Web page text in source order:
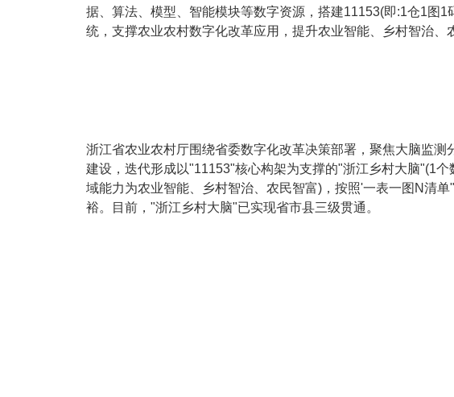
据、算法、模型、智能模块等数字资源，搭建11153(即:1仓1图
统，支撑农业农村数字化改革应用，提升农业智能、乡村智治
浙江省农业农村厅围绕省委数字化改革决策部署，聚焦大脑监
建设，迭代形成以"11153"核心构架为支撑的"浙江乡村大脑"(1
域能力为农业智能、乡村智治、农民智富)，按照'一表一图N清
裕。目前，"浙江乡村大脑"已实现省市县三级贯通。